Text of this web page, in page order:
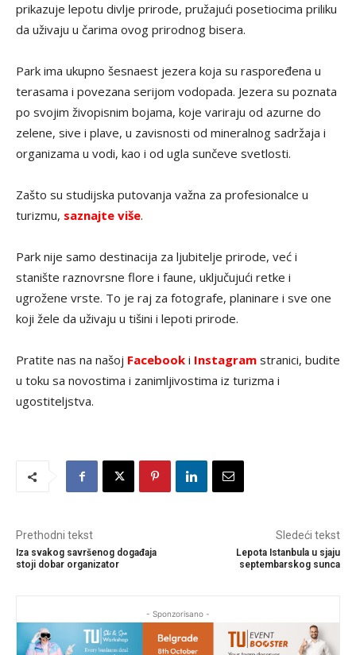
prikazuje lepotu divlje prirode, pružajući posetiocima priliku
da uživaju u čarima ovog prirodnog bisera.
Park ima ukupno šesnaest jezera koja su raspoređena u
terasama i povezana serijom vodopada. Jezera su poznata
po svojim živopisnim bojama, koje variraju od azurne do
zelene, sive i plave, u zavisnosti od mineralnog sadržaja i
organizama u vodi, kao i od ugla sunčeve svetlosti.
Zašto su studijska putovanja važna za profesionalce u
turizmu, saznajte više.
Park nije samo destinacija za ljubitelje prirode, već i
stanište raznovrsne flore i faune, uključujući retke i
ugrožene vrste. To je raj za fotografe, planinare i sve one
koji žele da uživaju u tišini i lepoti prirode.
Pratite nas na našoj Facebook i Instagram stranici, budite
u toku sa novostima i zanimljivostima iz turizma i
ugostiteljstva.
Prethodni tekst
Iza svakog savršenog događaja
stoji dobar organizator
Sledeći tekst
Lepota Istanbula u sjaju
septembarskog sunca
- Sponzorisano -